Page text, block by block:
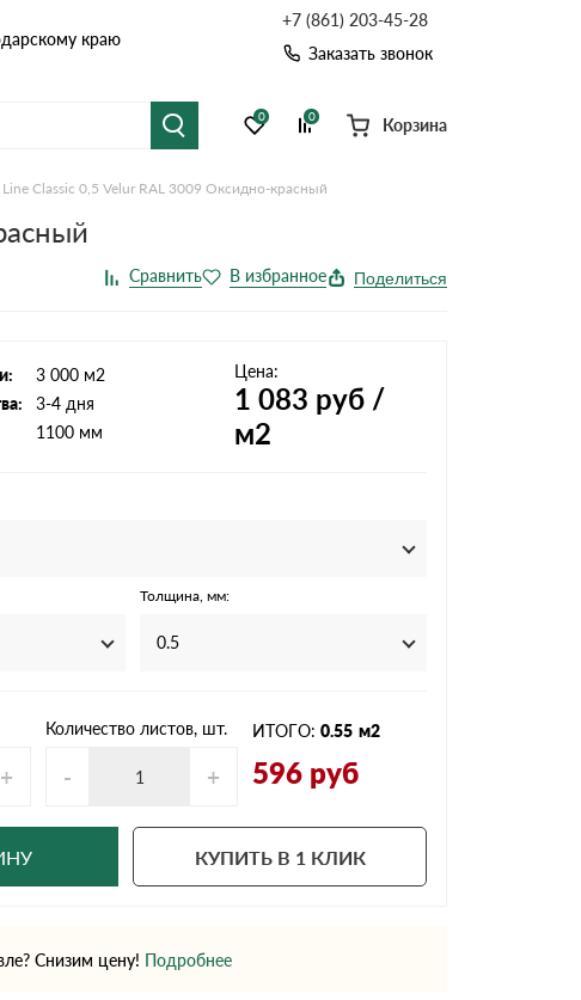
краю
+7 (861) 203-45-28
Заказать звонок
черепица
0 0 Корзина
Classic 0,5 Velur RAL 3009 Оксидно-красный
Поделиться
3 000 м2
3-4 дня
1100 мм
Цена:
1 083 руб /
м2
Толщина, мм:
0.5
+
Количество листов, шт.
- +
ИТОГО: 0.55 м2
596 руб
КУПИТЬ В 1 КЛИК
Снизим цену! Подробнее